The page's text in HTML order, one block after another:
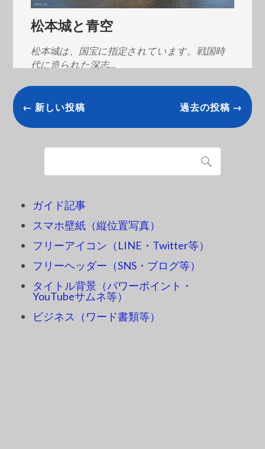
松本城と青空
松本城は、国宝に指定されています。戦国時
代に造られた深志…
過去の投稿 →
← 新しい投稿
ガイド記事
スマホ壁紙（縦位置写真）
フリーアイコン（LINE・Twitter等）
フリーヘッダー（SNS・ブログ等）
タイトル背景（パワーポイント・
YouTubeサムネ等）
ビジネス（ワード書類等）